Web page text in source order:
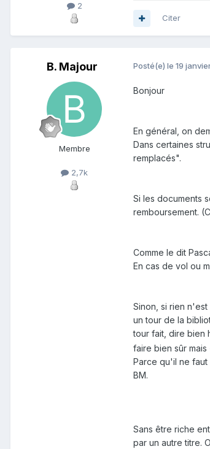
2
Citer
B. Majour
Membre
2,7k
Posté(e) le 19
Bonjour
En général, on
Dans certaines
remplacés".
Si les documents
remboursement.
Comme le dit
En cas de vol ou
Sinon, si rien
un tour de la
tour fait, dire bien
faire bien sûr
Parce qu'il ne faut
BM.
Sans être riche
par un autre titre.